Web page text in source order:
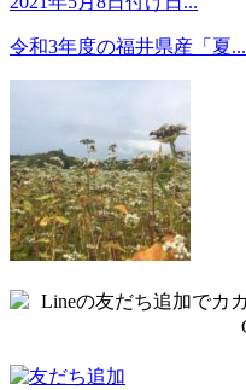
令和3年度の福井県産「夏...